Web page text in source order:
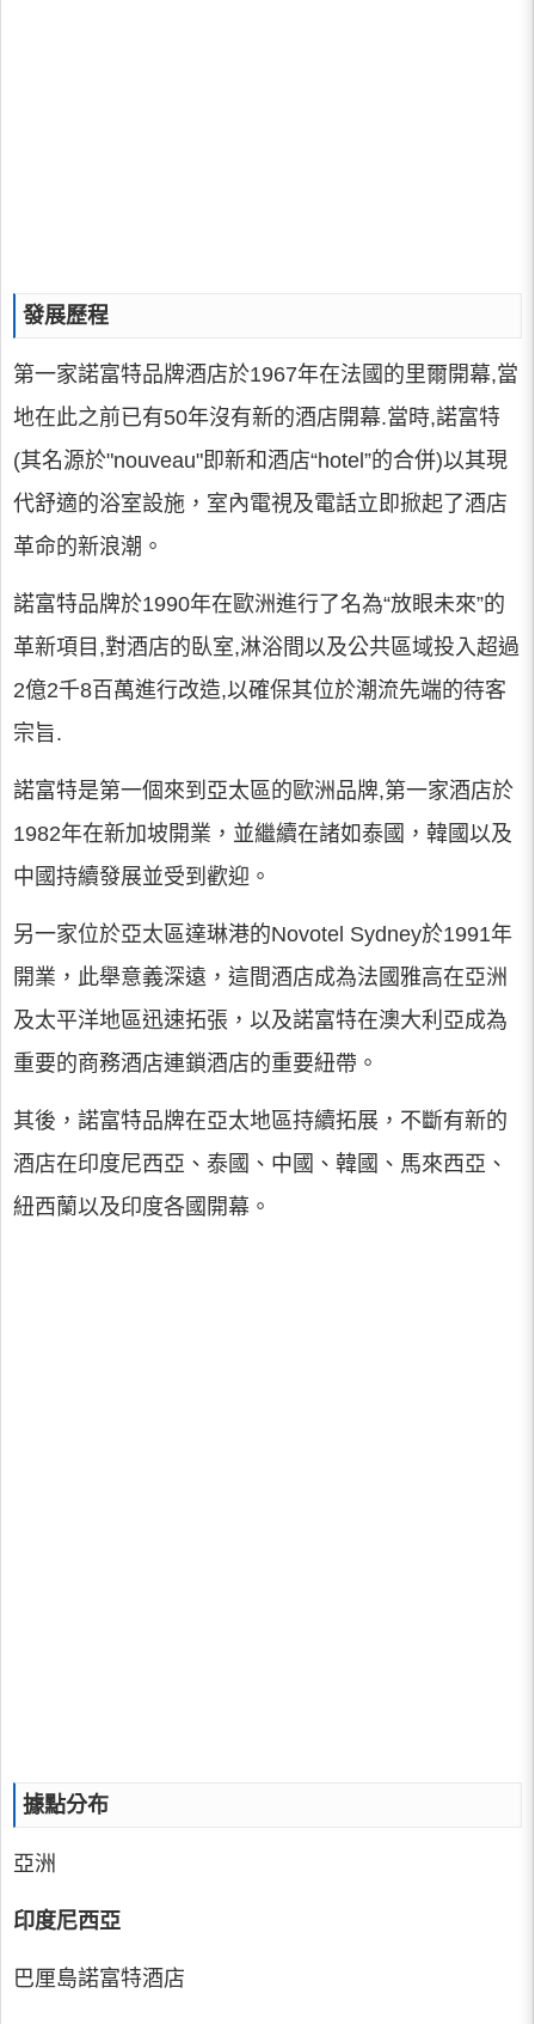
發展歷程
第一家諾富特品牌酒店於1967年在法國的里爾開幕,當
地在此之前已有50年沒有新的酒店開幕.當時,諾富特
(其名源於"nouveau"即新和酒店“hotel”的合併)以其現
代舒適的浴室設施，室內電視及電話立即掀起了酒店
革命的新浪潮。
諾富特品牌於1990年在歐洲進行了名為“放眼未來”的
革新項目,對酒店的臥室,淋浴間以及公共區域投入超過
2億2千8百萬進行改造,以確保其位於潮流先端的待客
宗旨.
諾富特是第一個來到亞太區的歐洲品牌,第一家酒店於
1982年在新加坡開業，並繼續在諸如泰國，韓國以及
中國持續發展並受到歡迎。
另一家位於亞太區達琳港的Novotel Sydney於1991年
開業，此舉意義深遠，這間酒店成為法國雅高在亞洲
及太平洋地區迅速拓張，以及諾富特在澳大利亞成為
重要的商務酒店連鎖酒店的重要紐帶。
其後，諾富特品牌在亞太地區持續拓展，不斷有新的
酒店在印度尼西亞、泰國、中國、韓國、馬來西亞、
紐西蘭以及印度各國開幕。
據點分布
亞洲
印度尼西亞
巴厘島諾富特酒店